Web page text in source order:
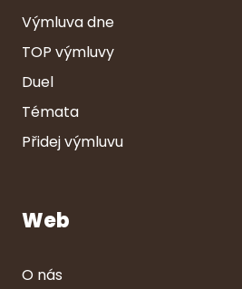
Výmluva dne
TOP výmluvy
Duel
Témata
Přidej výmluvu
Web
O nás